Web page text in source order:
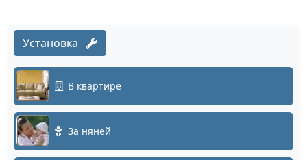
Установка
В квартире
За няней